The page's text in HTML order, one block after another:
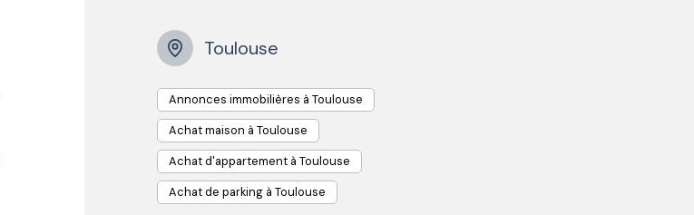
Toulouse
Annonces immobilières à Toulouse
Achat maison à Toulouse
Achat d'appartement à Toulouse
Achat de parking à Toulouse